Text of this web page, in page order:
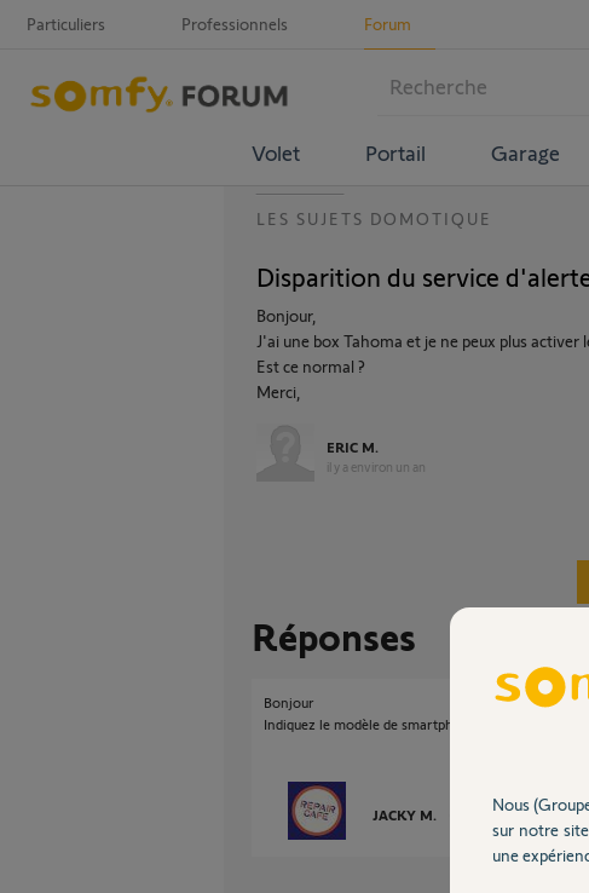
Particuliers Professionnels Forum
Volet Portail Garage
LES SUJETS DOMOTIQUE
Disparition du service
Bonjour,
J'ai une box Tahoma et je ne peux plus
Est ce normal ?
Merci,
ERIC M.
il y a environ un an
Réponses
Bonjour
Indiquez le modèle de smartphone et mettez une
JACKY M. il y a environ un an
Nous
sur notre
une